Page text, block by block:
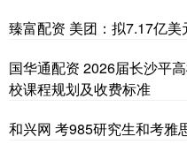
臻富配资 美团：拟7.17亿
国华通配资 2026届长沙平
校课程规划及收费标准
和兴网 考985研究生和考雅